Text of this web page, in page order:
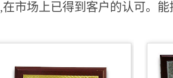
,在市场上已得到客户的认可。